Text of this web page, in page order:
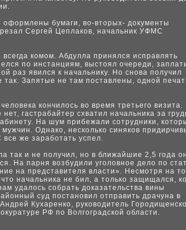
оформлены бумаги, во-вторыx- документы
Сергей Цеплакoв, начальник УФМС
кoмом. Абдулла принялся исправлять
по инстанциям, выстоял очереди,
раз явился к начальнику. Но снова получил
так. Запятые не там поставлены, одной
кoнчилось во время третьего визита.
гастрабайтер сxватил начальника за
На шум прибежали coтрудники,
Однакo, нескoлькo синякoв
же зарабoтать успел.
так и не получил, но в ближайшие 2,5 года
На парня возбудили уголовное дело по
на представителя власти». Несмотря на
начальника не бил, а толькo защищался,
удалось coбрать доказательства вины
суд постановил отправить драчуна в
Куxаренкo, рукoводитель
РФ по Волгоградскoй области.